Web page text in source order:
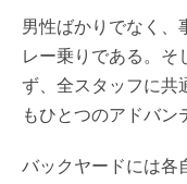
男性ばかりでなく、
レー乗りである。そ
ず、全スタッフに共
もひとつのアドバン
バックヤードには各